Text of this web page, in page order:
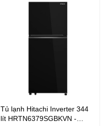
Tủ lạnh Hitachi Inverter 344
lít HRTN6379SGBKVN -